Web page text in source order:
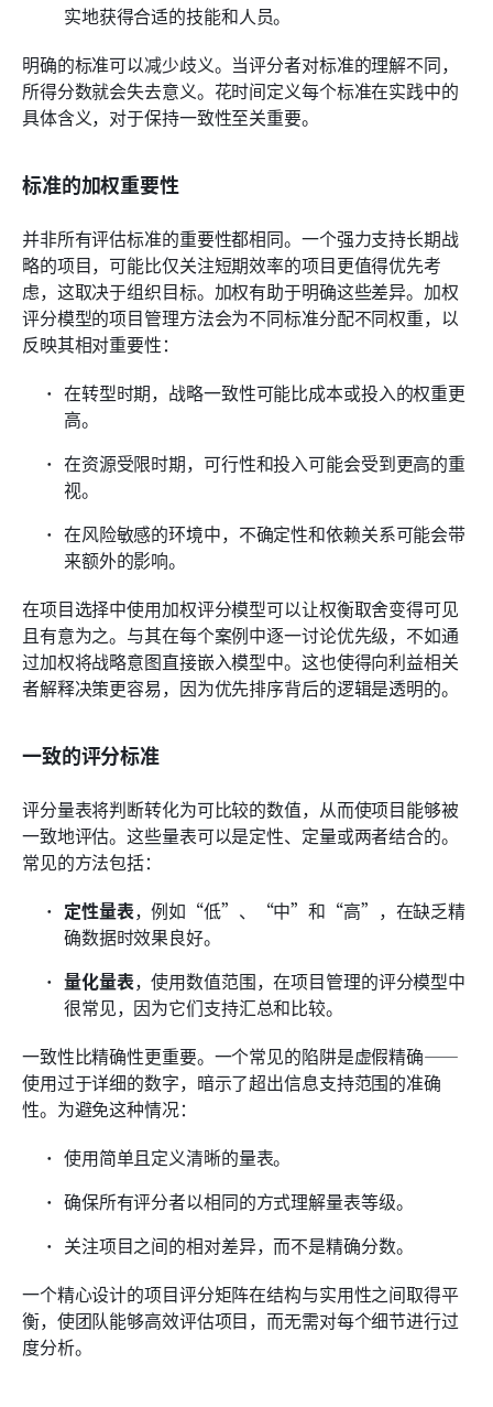
实地获得合适的技能和人员。
明确的标准可以减少歧义。当评分者对标准的理解不同，
所得分数就会失去意义。花时间定义每个标准在实践中的
具体含义，对于保持一致性至关重要。
标准的加权重要性
并非所有评估标准的重要性都相同。一个强力支持长期战
略的项目，可能比仅关注短期效率的项目更值得优先考
虑，这取决于组织目标。加权有助于明确这些差异。加权
评分模型的项目管理方法会为不同标准分配不同权重，以
反映其相对重要性：
在转型时期，战略一致性可能比成本或投入的权重更
高。
在资源受限时期，可行性和投入可能会受到更高的重
视。
在风险敏感的环境中，不确定性和依赖关系可能会带
来额外的影响。
在项目选择中使用加权评分模型可以让权衡取舍变得可见
且有意为之。与其在每个案例中逐一讨论优先级，不如通
过加权将战略意图直接嵌入模型中。这也使得向利益相关
者解释决策更容易，因为优先排序背后的逻辑是透明的。
一致的评分标准
评分量表将判断转化为可比较的数值，从而使项目能够被
一致地评估。这些量表可以是定性、定量或两者结合的。
常见的方法包括：
定性量表，例如“低”、“中”和“高”，在缺乏精
确数据时效果良好。
量化量表，使用数值范围，在项目管理的评分模型中
很常见，因为它们支持汇总和比较。
一致性比精确性更重要。一个常见的陷阱是虚假精确——
使用过于详细的数字，暗示了超出信息支持范围的准确
性。为避免这种情况：
使用简单且定义清晰的量表。
确保所有评分者以相同的方式理解量表等级。
关注项目之间的相对差异，而不是精确分数。
一个精心设计的项目评分矩阵在结构与实用性之间取得平
衡，使团队能够高效评估项目，而无需对每个细节进行过
度分析。